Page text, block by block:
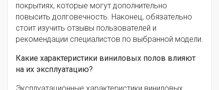
покрытиях, которые могут дополнительно
повысить долговечность. Наконец, обязательно
стоит изучить отзывы пользователей и
рекомендации специалистов по выбранной модели.
Какие характеристики виниловых полов влияют
на их эксплуатацию?